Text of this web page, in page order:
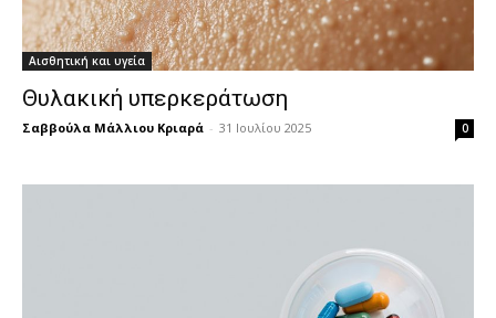
Αισθητική και υγεία
Θυλακική υπερκεράτωση
Σαββούλα Μάλλιου Κριαρά - 31 Ιουλίου 2025 0